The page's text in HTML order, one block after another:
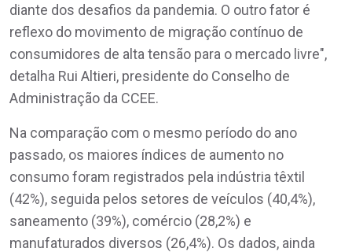
diante dos desafios da pandemia. O outro fator é
reflexo do movimento de migração contínuo de
consumidores de alta tensão para o mercado livre",
detalha Rui Altieri, presidente do Conselho de
Administração da CCEE.
Na comparação com o mesmo período do ano
passado, os maiores índices de aumento no
consumo foram registrados pela indústria têxtil
(42%), seguida pelos setores de veículos (40,4%),
saneamento (39%), comércio (28,2%) e
manufaturados diversos (26,4%). Os dados, ainda